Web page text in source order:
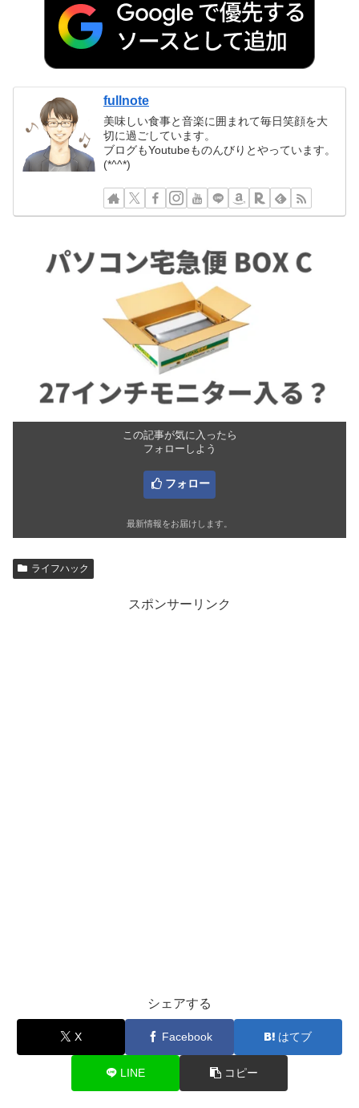
fullnote
美味しい食事と音楽に囲まれて毎日笑顔を大
切に過ごしています。
ブログもYoutubeものんびりとやっています。
(*^^*)
この記事が気に入ったら
フォローしよう
フォロー
最新情報をお届けします。
ライフハック
スポンサーリンク
シェアする
X Facebook はてブ
LINE コピー